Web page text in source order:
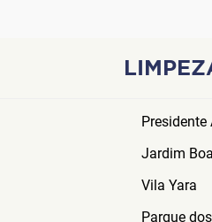
Presidente
Jardim
Vila Yara
Parque